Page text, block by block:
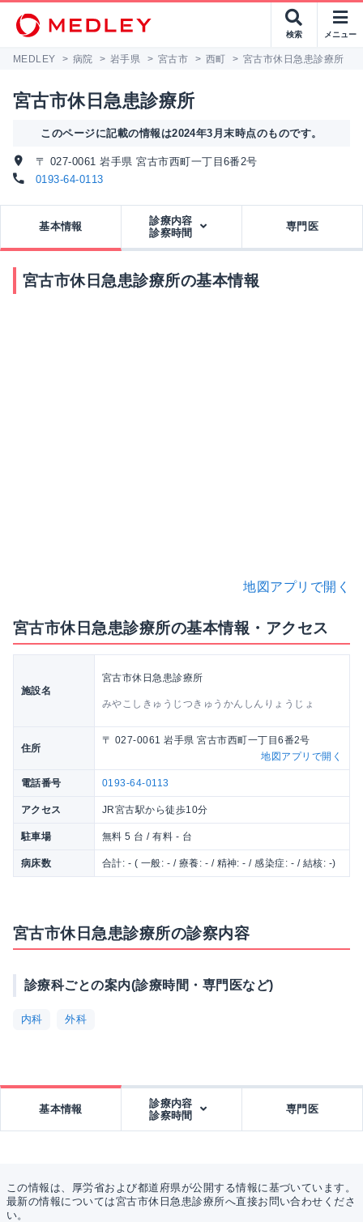
検索 メニュー
MEDLEY > 病院 > 岩手県 > 宮古市 > 西町 > 宮古市休日急患診療所
宮古市休日急患診療所
このページに記載の情報は2024年3月末時点のものです。
〒 027-0061 岩手県 宮古市西町一丁目6番2号
0193-64-0113
基本情報
診療内容
診察時間
専門医
宮古市休日急患診療所の基本情報
地図アプリで開く
宮古市休日急患診療所の基本情報・アクセス
施設名
宮古市休日急患診療所
みやこしきゅうじつきゅうかんしんりょうじょ
住所
〒 027-0061 岩手県 宮古市西町一丁目6番2号
地図アプリで開く
電話番号 0193-64-0113
アクセス JR宮古駅から徒歩10分
駐車場 無料 5 台 / 有料 - 台
病床数 合計: - ( 一般: - / 療養: - / 精神: - / 感染症: - / 結核: -)
宮古市休日急患診療所の診察内容
診療科ごとの案内(診療時間・専門医など)
内科 外科
基本情報
診療内容
診察時間
専門医
この情報は、厚労省および都道府県が公開する情報に基づいています。
最新の情報については宮古市休日急患診療所へ直接お問い合わせくださ
い。